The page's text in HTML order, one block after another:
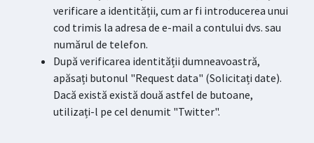
verificare a identității, cum ar fi introducerea unui
cod trimis la adresa de e-mail a contului dvs. sau
numărul de telefon.
După verificarea identității dumneavoastră,
apăsați butonul "Request data" (Solicitați date).
Dacă există există două astfel de butoane,
utilizați-l pe cel denumit "Twitter".